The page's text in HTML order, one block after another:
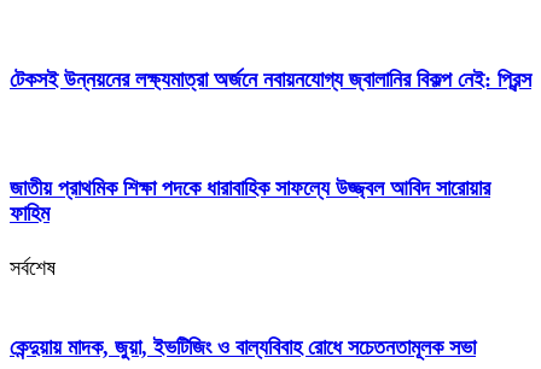
টেকসই উন্নয়নের লক্ষ্যমাত্রা অর্জনে নবায়নযোগ্য জ্বালানির বিকল্প নেই: প্রিন্স
জাতীয় প্রাথমিক শিক্ষা পদকে ধারাবাহিক সাফল্যে উজ্জ্বল আবিদ সারোয়ার
ফাহিম
সর্বশেষ
কেন্দুয়ায় মাদক, জুয়া, ইভটিজিং ও বাল্যবিবাহ রোধে সচেতনতামূলক সভা